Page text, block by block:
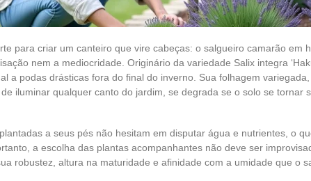
para criar um canteiro que vire cabeças: o salgueiro camarão em
nem a mediocridade. Originário da variedade Salix integra
a podas drásticas fora do final do inverno. Sua folhagem
iluminar qualquer canto do jardim, se degrada se o solo se tornar
a seus pés não hesitam em disputar água e nutrientes, o
a escolha das plantas acompanhantes não deve ser
robustez, altura na maturidade e afinidade com a umidade que o